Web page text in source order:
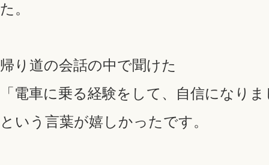
た。
帰り道の会話の中で聞けた
「電車に乗る経験をして、自信になり
という言葉が嬉しかったです。